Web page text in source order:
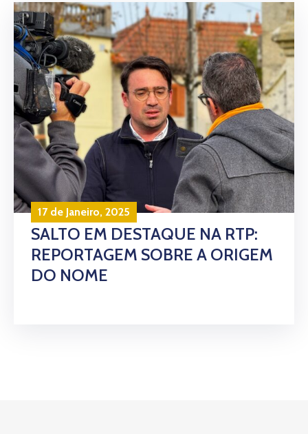
17 de Janeiro, 2025
SALTO EM DESTAQUE NA RTP:
REPORTAGEM SOBRE A ORIGEM
DO NOME